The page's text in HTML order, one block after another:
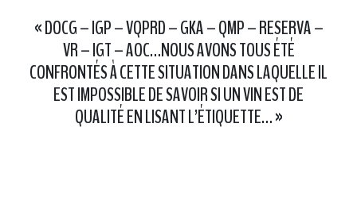
« DOCG – IGP – VQPRD – GKA – QMP – RESERVA –
VR – IGT – AOC…NOUS AVONS TOUS ÉTÉ
CONFRONTÉS À CETTE SITUATION DANS LAQUELLE IL
EST IMPOSSIBLE DE SAVOIR SI UN VIN EST DE
QUALITÉ EN LISANT L’ÉTIQUETTE… »